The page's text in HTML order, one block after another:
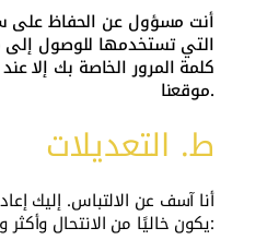
التي تستخدمها للوصول
كلمة المرور الخاصة بك إلا
موقعنا.
ط. التعديلات
أنا آسف عن الالتباس. إليك
يكون خاليًا من الانتحال وأكثر ودية: